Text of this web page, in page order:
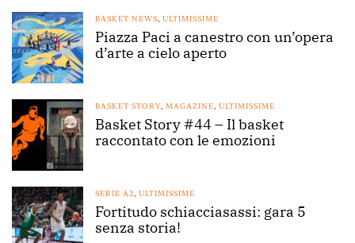
BASKET NEWS, ULTIMISSIME
Piazza Paci a canestro con un’opera
d’arte a cielo aperto
BASKET STORY, MAGAZINE, ULTIMISSIME
Basket Story #44 – Il basket
raccontato con le emozioni
SERIE A2, ULTIMISSIME
Fortitudo schiacciasassi: gara 5
senza storia!